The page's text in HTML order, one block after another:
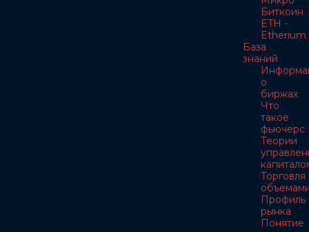
Биткоин
ETH -
Etherium
База
знаний
о
биржах
Что
такое
фьючерс
Теории
Торговля
Профиль
рынка
Понятие